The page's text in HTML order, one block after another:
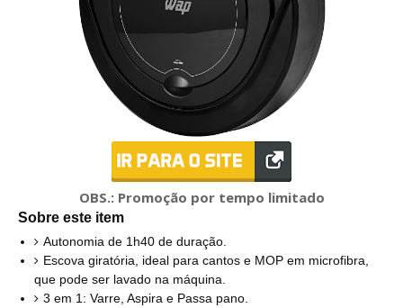
OBS.: Promoção por tempo limitado
Sobre este item
Autonomia de 1h40 de duração.
Escova giratória, ideal para cantos e MOP em microfibra,
que pode ser lavado na máquina.
3 em 1: Varre, Aspira e Passa pano.